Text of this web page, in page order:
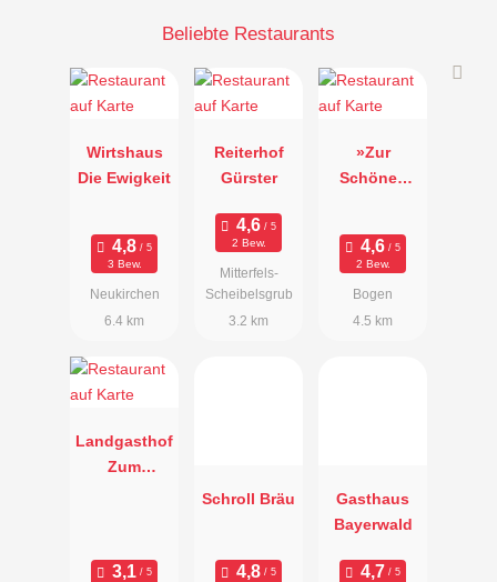
Beliebte Restaurants
Wirtshaus
Die Ewigkeit
3 Bew.
Neukirchen
6.4 km
Reiterhof
Gürster
2 Bew.
Mitterfels-
Scheibelsgrub
3.2 km
»Zur
Schönen
2 Bew.
Bogen
4.5 km
Landgasthof
Zum
Schroll Bräu
Gasthaus
Bayerwald